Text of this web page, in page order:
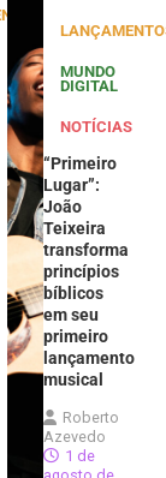
MUNDO
DIGITAL
NOTÍCIAS
“Primeiro
Lugar”:
João
Teixeira
transforma
princípios
bíblicos
em seu
primeiro
lançamento
musical
Roberto
Azevedo
1 de